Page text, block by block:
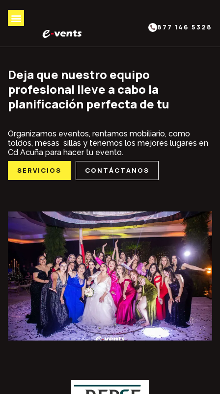
877 146 5328
Deja que nuestro equipo
profesional lleve a cabo la
planificación perfecta de tu
Organizamos eventos, rentamos mobiliario, como
toldos, mesas sillas y tenemos los mejores lugares en
Cd Acuña para hacer tu evento.
SERVICIOS CONTÁCTANOS